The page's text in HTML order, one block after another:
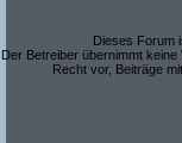
Dieses Forum
Der Betreiber übernimmt
Recht vor, Beiträge